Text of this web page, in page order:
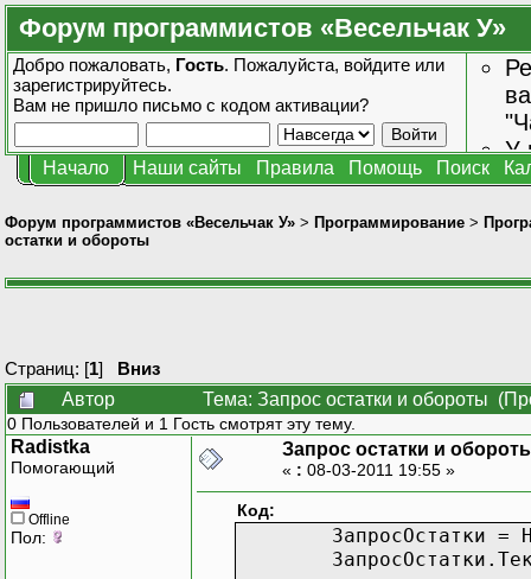
Форум программистов «Весельчак У»
Добро пожаловать, Гость. Пожалуйста, войдите или
зарегистрируйтесь.
Вам не пришло письмо с кодом активации?
У
Начало Наши сайты Правила Помощь Поиск
Форум программистов «Весельчак У» > Программирование >
остатки и обороты
Страниц: [1] Вниз
Автор
Тема: Запрос остатки и обороты
0 Пользователей и 1 Гость смотрят эту тему.
Radistka
Помогающий
Offline
Пол:
Запрос остатки и
« : 08-03-2011 19:55 »
Код:
ЗапросОстатки =